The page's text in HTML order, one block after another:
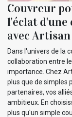
Couvreur
l'éclat
avec
Dans l'univers de la
collaboration entre
importance. Chez
plus que de simples
partenaires, vos
ambitieux. En
plus qu'un simple